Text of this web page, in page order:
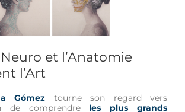
et l’Anatomie
l’Art
Gómez tourne son regard vers
de comprendre les plus grands